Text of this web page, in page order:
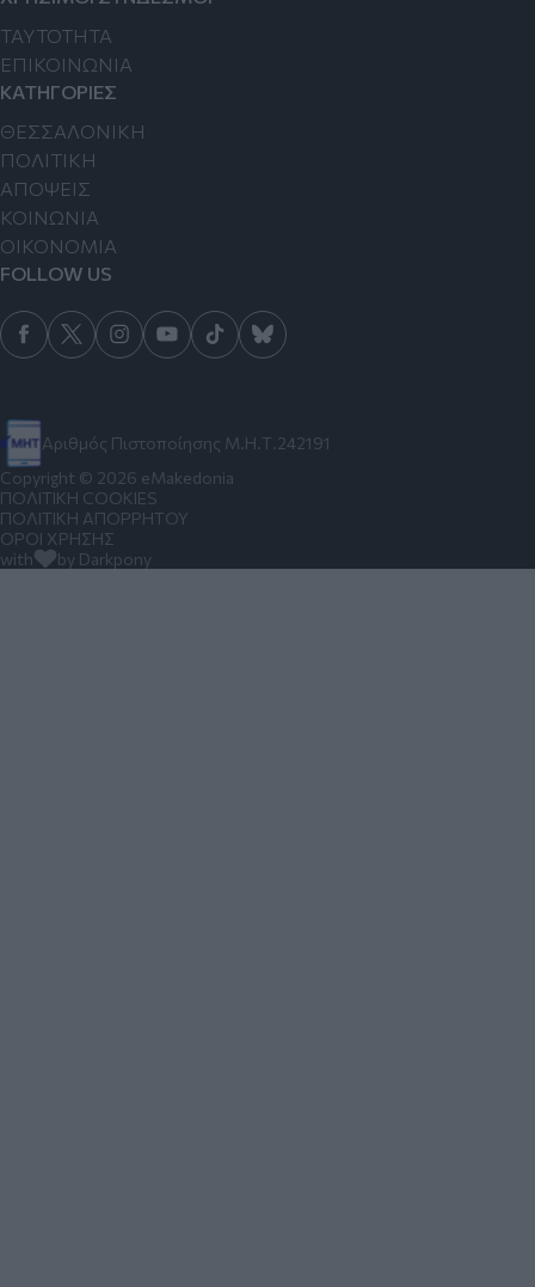
Αριθμός Πιστοποίησης Μ.Η.Τ.242191
TAYTOTHTA
ΕΠΙΚΟΙΝΩΝΙΑ
ΚΑΤΗΓΟΡΙΕΣ
ΘΕΣΣΑΛΟΝΙΚΗ
ΠΟΛΙΤΙΚΗ
ΑΠΟΨΕΙΣ
ΚΟΙΝΩΝΙΑ
ΟΙΚΟΝΟΜΙΑ
FOLLOW US
Copyright © 2026 eMakedonia
ΠΟΛΙΤΙΚΗ COOKIES
ΠΟΛΙΤΙΚΗ ΑΠΟΡΡΗΤΟΥ
ΟΡΟΙ ΧΡΗΣΗΣ
with
by Darkpony